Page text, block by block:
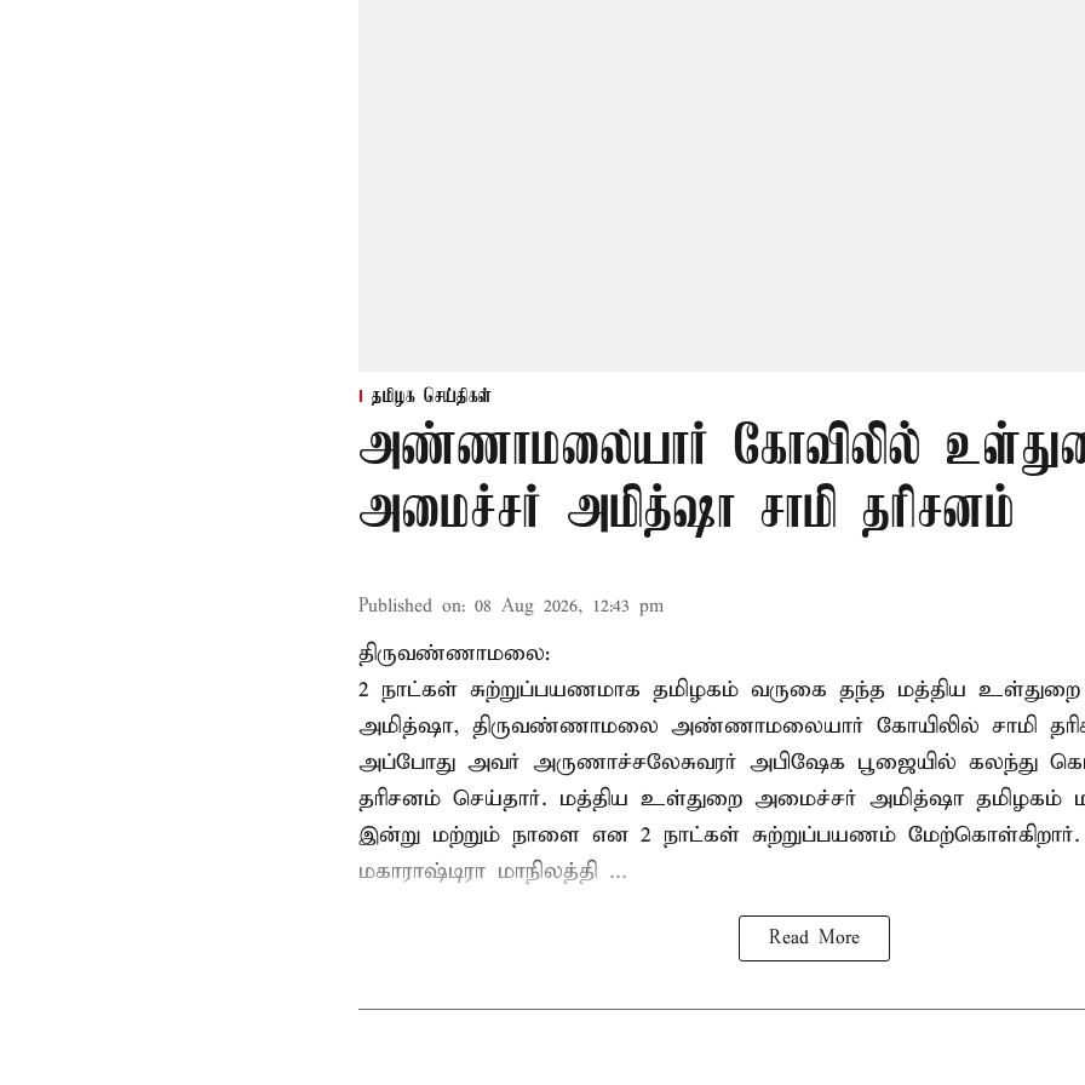
தமிழக செய்திகள்
அண்ணாமலையார் கோவிலில்
அமைச்சர் அமித்ஷா சாமி தரிசனம்
Published on: 08 Aug 2026, 12:43 pm
திருவண்ணாமலை:
2 நாட்கள் சுற்றுப்பயணமாக தமிழகம் வருகை தந்த மத்திய
அமித்ஷா, திருவண்ணாமலை அண்ணாமலையார் கோயிலில் சாமி
அப்போது அவர் அருணாச்சலேசுவரர் அபிஷேக பூஜையில் கலந்து
தரிசனம் செய்தார். மத்திய உள்துறை அமைச்சர் அமித்ஷா தமிழகம்
இன்று மற்றும் நாளை என 2 நாட்கள் சுற்றுப்பயணம்
மகாராஷ்டிரா மாநிலத்தி ...
Read More